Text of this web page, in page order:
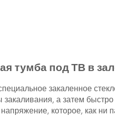
тумба под ТВ в
закаленное
а затем
которое, как